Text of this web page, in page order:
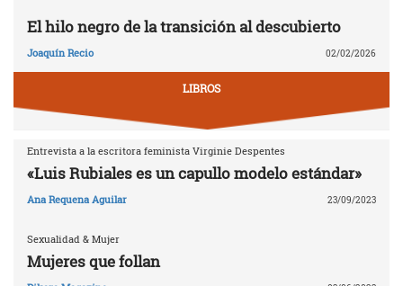
El hilo negro de la transición al descubierto
Joaquín Recio 02/02/2026
LIBROS
Entrevista a la escritora feminista Virginie Despentes
«Luis Rubiales es un capullo modelo estándar»
Ana Requena Aguilar 23/09/2023
Sexualidad & Mujer
Mujeres que follan